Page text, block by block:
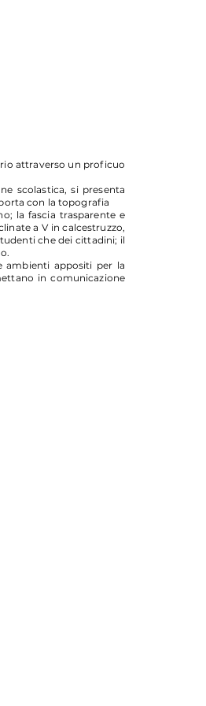
attraverso un proficuo
scolastica, si presenta
con la topografia
la fascia trasparente e
a V in calcestruzzo,
che dei cittadini; il
ambienti appositi per la
in comunicazione